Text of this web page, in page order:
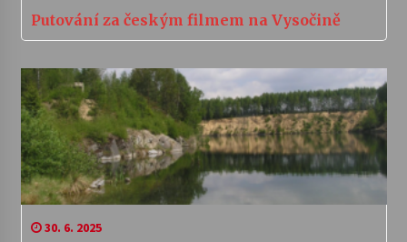
Putování za českým filmem na Vysočině
30. 6. 2025